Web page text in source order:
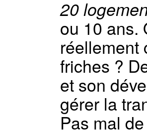
20
ou 10 ans.
réellement
friches ?
et son
gérer la
Pas mal